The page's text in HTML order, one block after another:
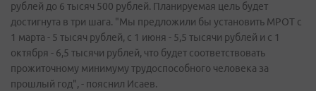
рублей до 6 тысяч 500 рублей. Планируемая цель будет
достигнута в три шага. "Мы предложили бы установить МРОТ с
1 марта - 5 тысяч рублей, с 1 июня - 5,5 тысячи рублей и с 1
октября - 6,5 тысячи рублей, что будет соответствовать
прожиточному минимуму трудоспособного человека за
прошлый год", - пояснил Исаев.